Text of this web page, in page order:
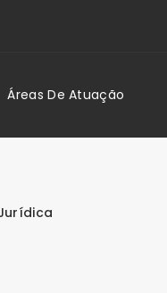
Áreas De Atuação